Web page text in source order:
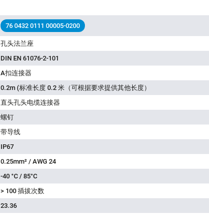
76 0432 0111 00005-0200
孔头法兰座
DIN EN 61076-2-101
A扣连接器
0.2m (标准长度 0.2 米（可根据要求提供其他长度）
直头孔头电缆连接器
螺钉
带导线
IP67
0.25mm² / AWG 24
-40 °C / 85°C
> 100 插拔次数
23.36